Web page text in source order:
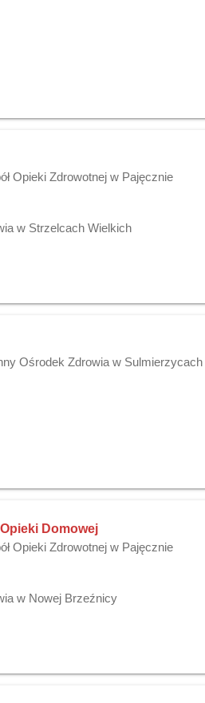
Opieki Zdrowotnej w Pajęcznie
w Strzelcach Wielkich
Ośrodek Zdrowia w Sulmierzycach
Domowej
Opieki Zdrowotnej w Pajęcznie
w Nowej Brzeźnicy